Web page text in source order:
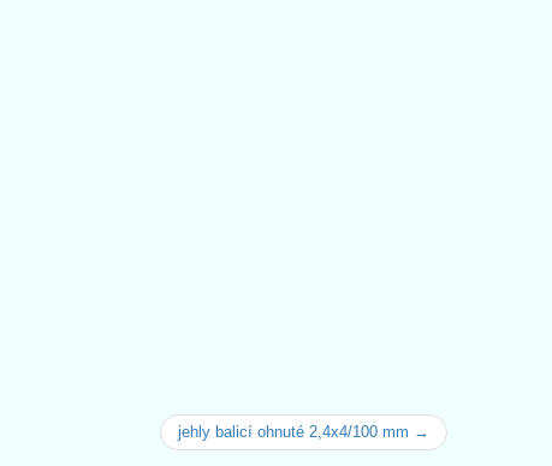
jehly balicí ohnuté 2,4x4/100 mm →